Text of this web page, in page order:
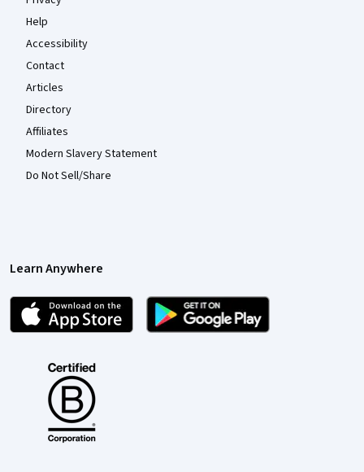
Help
Accessibility
Contact
Articles
Directory
Affiliates
Modern Slavery Statement
Do Not Sell/Share
Learn Anywhere